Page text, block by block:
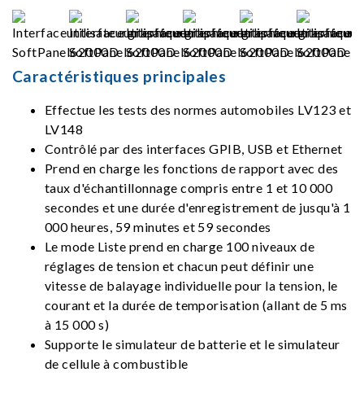
Caractéristiques principales
Effectue les tests des normes automobiles LV123 et
LV148
Contrôlé par des interfaces GPIB, USB et Ethernet
Prend en charge les fonctions de rapport avec des
taux d'échantillonnage compris entre 1 et 10 000
secondes et une durée d'enregistrement de jusqu'à 1
000 heures, 59 minutes et 59 secondes
Le mode Liste prend en charge 100 niveaux de
réglages de tension et chacun peut définir une
vitesse de balayage individuelle pour la tension, le
courant et la durée de temporisation (allant de 5 ms
à 15 000 s)
Supporte le simulateur de batterie et le simulateur
de cellule à combustible